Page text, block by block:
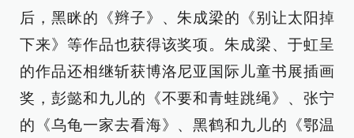
后，黑眯的《辫子》、朱成梁的《别让太阳掉
下来》等作品也获得该奖项。朱成梁、于虹呈
的作品还相继斩获博洛尼亚国际儿童书展插画
奖，彭懿和九儿的《不要和青蛙跳绳》、张宁
的《乌龟一家去看海》、黑鹤和九儿的《鄂温